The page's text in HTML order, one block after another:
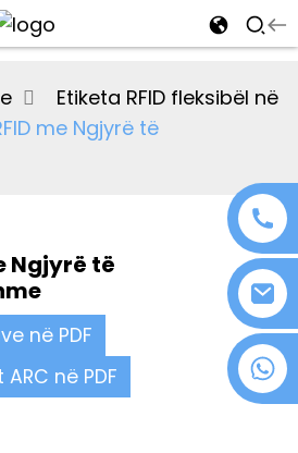
+86 18076372139
Etiketa RFID fleksibël në
me Ngjyrë të
Ngjyrë të
në PDF
në PDF